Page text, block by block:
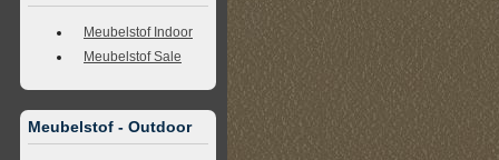
Meubelstof Indoor
Meubelstof Sale
Meubelstof - Outdoor